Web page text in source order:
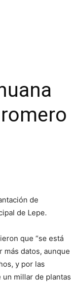
de
de Lepe.
que “se está
más datos, aunque
y por las
millar de plantas